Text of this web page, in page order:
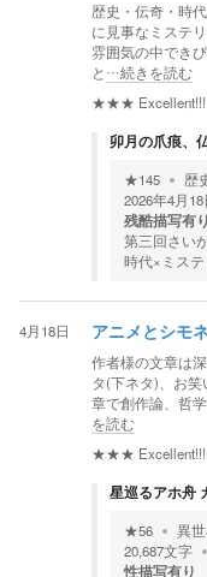
歴史・伝奇・時
に見事なミステ
雰囲気の中でき
と …続きを読む
★★★ Excellent!!!
卯月の爪痕、
★145 歴
2026年4月
残酷描写有り
第三回さい
時代×ミステ
4月18日 アニメとシモ
作者様の文章は
タ(下ネタ)、お
章で創作論、哲
を読む
★★★ Excellent!!!
星巡るアホ舟
★56 異
20,687文字
性描写有り